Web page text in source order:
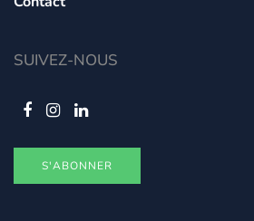
SUIVEZ-NOUS
S'ABONNER